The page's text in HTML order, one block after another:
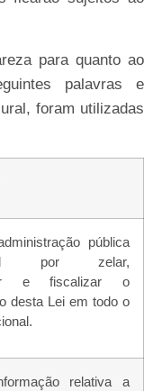
para quanto ao
palavras e
foram utilizadas
pública
por zelar,
e fiscalizar o
desta Lei em todo o
relativa a